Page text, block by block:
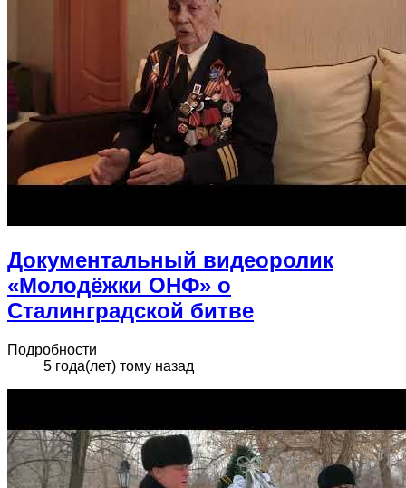
Документальный видеоролик
«Молодёжки ОНФ» о
Сталинградской битве
Подробности
5 года(лет) тому назад